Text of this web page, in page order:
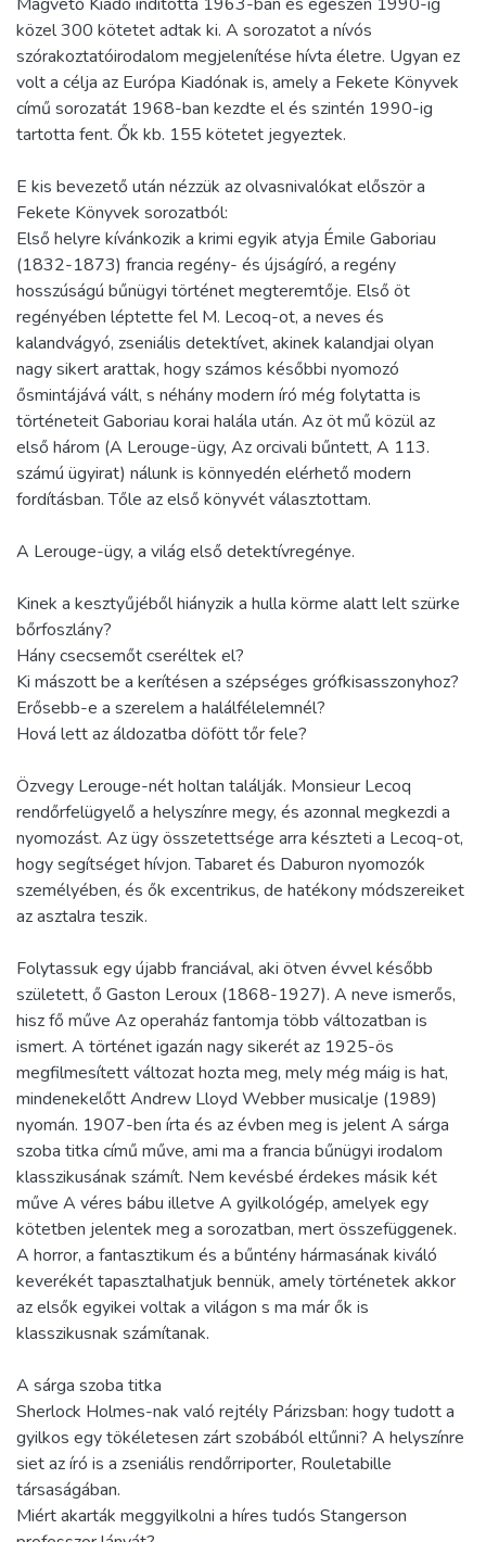
közel 300 kötetet adtak ki. A sorozatot a nívós
szórakoztatóirodalom megjelenítése hívta életre. Ugyan ez
volt a célja az Európa Kiadónak is, amely a Fekete Könyvek
című sorozatát 1968-ban kezdte el és szintén 1990-ig
tartotta fent. Ők kb. 155 kötetet jegyeztek.
E kis bevezető után nézzük az olvasnivalókat először a
Fekete Könyvek sorozatból:
Első helyre kívánkozik a krimi egyik atyja Émile Gaboriau
(1832-1873) francia regény- és újságíró, a regény
hosszúságú bűnügyi történet megteremtője. Első öt
regényében léptette fel M. Lecoq-ot, a neves és
kalandvágyó, zseniális detektívet, akinek kalandjai olyan
nagy sikert arattak, hogy számos későbbi nyomozó
ősmintájává vált, s néhány modern író még folytatta is
történeteit Gaboriau korai halála után. Az öt mű közül az
első három (A Lerouge-ügy, Az orcivali bűntett, A 113.
számú ügyirat) nálunk is könnyedén elérhető modern
fordításban. Tőle az első könyvét választottam.
A Lerouge-ügy, a világ első detektívregénye.
Kinek a kesztyűjéből hiányzik a hulla körme alatt lelt szürke
bőrfoszlány?
Hány csecsemőt cseréltek el?
Ki mászott be a kerítésen a szépséges grófkisasszonyhoz?
Erősebb-e a szerelem a halálfélelemnél?
Hová lett az áldozatba döfött tőr fele?
Özvegy Lerouge-nét holtan találják. Monsieur Lecoq
rendőrfelügyelő a helyszínre megy, és azonnal megkezdi a
nyomozást. Az ügy összetettsége arra készteti a Lecoq-ot,
hogy segítséget hívjon. Tabaret és Daburon nyomozók
személyében, és ők excentrikus, de hatékony módszereiket
az asztalra teszik.
Folytassuk egy újabb franciával, aki ötven évvel később
született, ő Gaston Leroux (1868-1927). A neve ismerős,
hisz fő műve Az operaház fantomja több változatban is
ismert. A történet igazán nagy sikerét az 1925-ös
megfilmesített változat hozta meg, mely még máig is hat,
mindenekelőtt Andrew Lloyd Webber musicalje (1989)
nyomán. 1907-ben írta és az évben meg is jelent A sárga
szoba titka című műve, ami ma a francia bűnügyi irodalom
klasszikusának számít. Nem kevésbé érdekes másik két
műve A véres bábu illetve A gyilkológép, amelyek egy
kötetben jelentek meg a sorozatban, mert összefüggenek.
A horror, a fantasztikum és a bűntény hármasának kiváló
keverékét tapasztalhatjuk bennük, amely történetek akkor
az elsők egyikei voltak a világon s ma már ők is
klasszikusnak számítanak.
A sárga szoba titka
Sherlock Holmes-nak való rejtély Párizsban: hogy tudott a
gyilkos egy tökéletesen zárt szobából eltűnni? A helyszínre
siet az író is a zseniális rendőrriporter, Rouletabille
társaságában.
Miért akarták meggyilkolni a híres tudós Stangerson